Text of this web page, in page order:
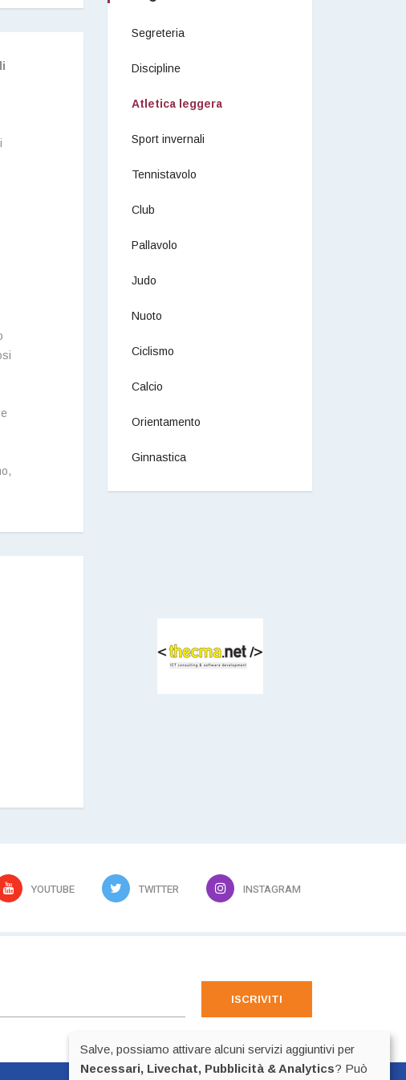
Segreteria
Discipline
Atletica leggera
Sport invernali
Tennistavolo
Club
Pallavolo
Judo
Nuoto
Ciclismo
Calcio
Orientamento
Ginnastica
YOUTUBE TWITTER INSTAGRAM
ISCRIVITI
Salve, possiamo attivare alcuni servizi aggiuntivi per
Necessari, Livechat, Pubblicità & Analytics? Può